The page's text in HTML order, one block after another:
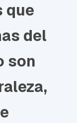
que
del
son